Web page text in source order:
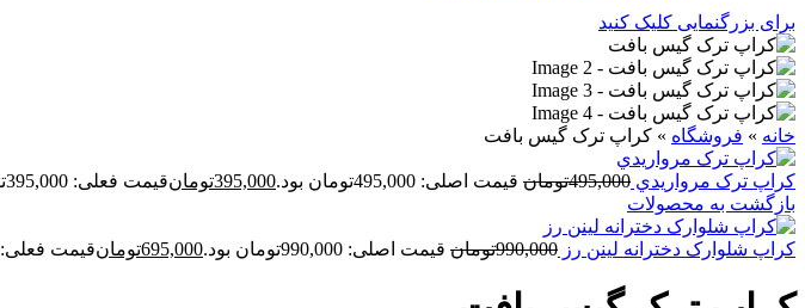
برای بزرگنمایی کلیک کنید
خانه » فروشگاه » کراپ ترک گيس بافت
کراپ ترک مرواريدي 495,000تومان قیمت اصلی: 495,000تومان بود. 395,000تومانقیمت فعلی: 395,000تومان.
بازگشت به محصولات
کراپ شلوارک دخترانه لينن رز 990,000تومان قیمت اصلی: 990,000تومان بود. 695,000تومانقیمت فعلی: 695,000تومان.